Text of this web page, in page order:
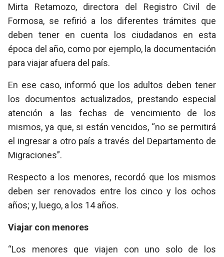
Mirta Retamozo, directora del Registro Civil de
Formosa, se refirió a los diferentes trámites que
deben tener en cuenta los ciudadanos en esta
época del año, como por ejemplo, la documentación
para viajar afuera del país.
En ese caso, informó que los adultos deben tener
los documentos actualizados, prestando especial
atención a las fechas de vencimiento de los
mismos, ya que, si están vencidos, “no se permitirá
el ingresar a otro país a través del Departamento de
Migraciones”.
Respecto a los menores, recordó que los mismos
deben ser renovados entre los cinco y los ochos
años; y, luego, a los 14 años.
Viajar con menores
“Los menores que viajen con uno solo de los